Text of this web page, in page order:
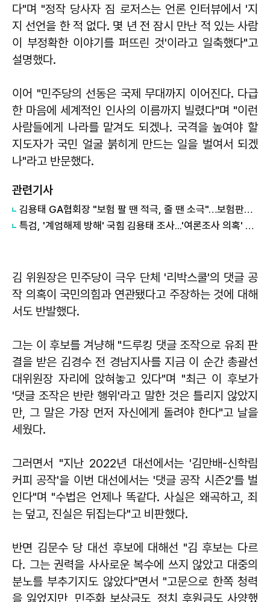
다"며 "정작 당사자 짐 로저스는 언론 인터뷰에서 '지
지 선언을 한 적 없다. 몇 년 전 잠시 만난 적 있는 사람
이 부정확한 이야기를 퍼뜨린 것'이라고 일축했다"고
설명했다.
이어 "민주당의 선동은 국제 무대까지 이어진다. 다급
한 마음에 세계적인 인사의 이름까지 빌렸다"며 "이런
사람들에게 나라를 맡겨도 되겠나. 국격을 높여야 할
지도자가 국민 얼굴 붉히게 만드는 일을 벌여서 되겠
나"라고 반문했다.
관련기사
김용태 GA협회장 "보험 팔 땐 적극, 줄 땐 소극"…보험판매전문사 도입 재강조
특검, '계엄해제 방해' 국힘 김용태 조사...'여론조사 의혹' 강철원·김한정 줄소환
김 위원장은 민주당이 극우 단체 '리박스쿨'의 댓글 공
작 의혹이 국민의힘과 연관됐다고 주장하는 것에 대해
서도 반발했다.
그는 이 후보를 겨냥해 "드루킹 댓글 조작으로 유죄 판
결을 받은 김경수 전 경남지사를 지금 이 순간 총괄선
대위원장 자리에 앉혀놓고 있다"며 "최근 이 후보가
'댓글 조작은 반란 행위'라고 말한 것은 틀리지 않았지
만, 그 말은 가장 먼저 자신에게 돌려야 한다"고 날을
세웠다.
그러면서 "지난 2022년 대선에서는 '김만배-신학림
커피 공작'을 이번 대선에서는 '댓글 공작 시즌2'를 벌
인다"며 "수법은 언제나 똑같다. 사실은 왜곡하고, 죄
는 덮고, 진실은 뒤집는다"고 비판했다.
반면 김문수 당 대선 후보에 대해선 "김 후보는 다르
다. 그는 권력을 사사로운 복수에 쓰지 않았고 대중의
분노를 부추기지도 않았다"면서 "고문으로 한쪽 청력
을 잃었지만, 민주화 보상금도, 정치 후원금도 사양했